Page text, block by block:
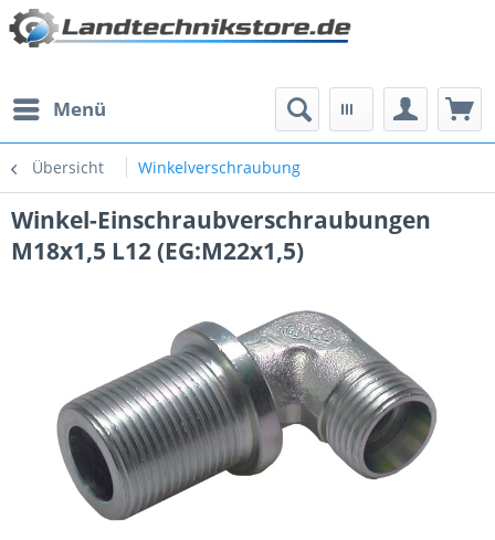
Menü
Übersicht Winkelverschraubung
Winkel-Einschraubverschraubungen
M18x1,5 L12 (EG:M22x1,5)